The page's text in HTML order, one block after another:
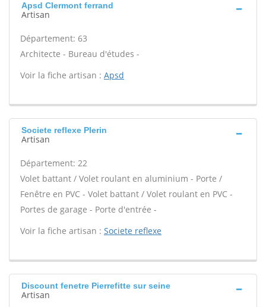
Apsd Clermont ferrand
Artisan
Département: 63
Architecte - Bureau d'études -
Voir la fiche artisan : Apsd
Societe reflexe Plerin
Artisan
Département: 22
Volet battant / Volet roulant en aluminium - Porte /
Fenêtre en PVC - Volet battant / Volet roulant en PVC -
Portes de garage - Porte d'entrée -
Voir la fiche artisan : Societe reflexe
Discount fenetre Pierrefitte sur seine
Artisan